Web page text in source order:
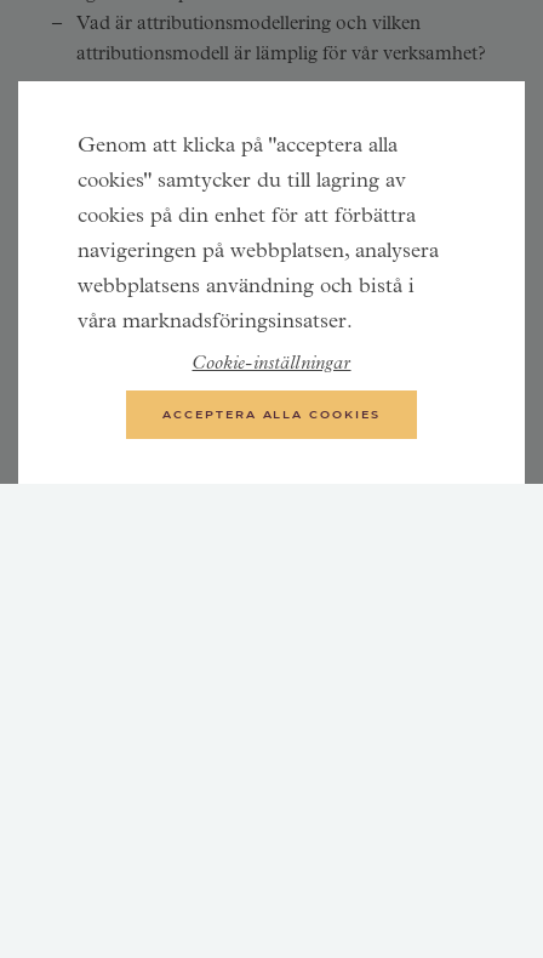
Vad är attributionsmodellering och vilken
attributionsmodell är lämplig för vår verksamhet?
Hur får vi koll på vilka kunder som driver vilket
värde och hur utvecklar vi en lönsam och lojal
Vilken marknadsorganisation är mest gynnsam för
Vilka processer, verktyg och system lämpar sig bäst
Genom att klicka på "acceptera alla
cookies" samtycker du till lagring av
cookies på din enhet för att förbättra
navigeringen på webbplatsen, analysera
webbplatsens användning och bistå i
våra marknadsföringsinsatser.
Cookie-inställningar
ACCEPTERA ALLA COOKIES